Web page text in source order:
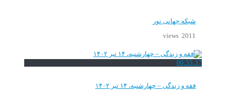
شبکه جهانی نور
2011 views
00:55:37
فقه و زندگی – چهارشنبه، ۱۴ تیر ۱۴۰۲